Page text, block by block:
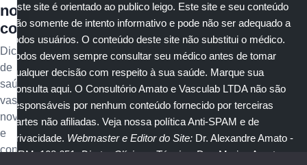
Este site é orientado ao publico leigo. Este site e seu conteúdo
são somente de intento informativo e pode não ser adequado a
todos usuários. O conteúdo deste site não substitui o médico.
Todos devem sempre consultar seu médico antes de tomar
qualquer decisão com respeito à sua saúde. Marque sua
consulta aqui. O Consultório Amato e Vasculab LTDA não são
responsáveis por nenhum conteúdo fornecido por terceiras
partes não afiliadas. Veja nossa política Anti-SPAM e de
privacidade. Webmaster e Editor do Site: Dr. Alexandre Amato -
CRM: 108.651
. Diretor Clínico e Técnico : Dra. Marisa Amato
nossos
conteúdos
Dicas
de
saúde
vascular,
novidades
e
conteúdo